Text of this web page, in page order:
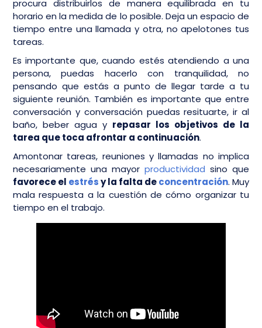
procura distribuirlos de manera equilibrada en tu
horario en la medida de lo posible. Deja un espacio de
tiempo entre una llamada y otra, no apelotones tus
tareas.
Es importante que, cuando estés atendiendo a una
persona, puedas hacerlo con tranquilidad, no
pensando que estás a punto de llegar tarde a tu
siguiente reunión. También es importante que entre
conversación y conversación puedas resituarte, ir al
baño, beber agua y repasar los objetivos de la
tarea que toca afrontar a continuación.
Amontonar tareas, reuniones y llamadas no implica
necesariamente una mayor productividad sino que
favorece el estrésy la falta deconcentración. Muy
mala respuesta a la cuestión de cómo organizar tu
tiempo en el trabajo.